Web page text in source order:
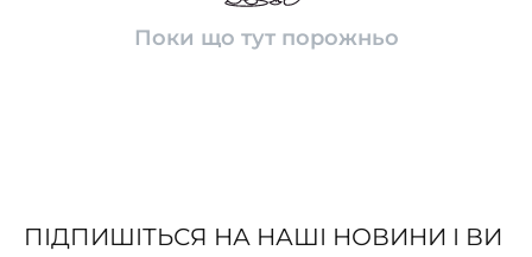
Поки що тут порожньо
ПІДПИШІТЬСЯ НА НАШІ НОВИНИ І ВИ